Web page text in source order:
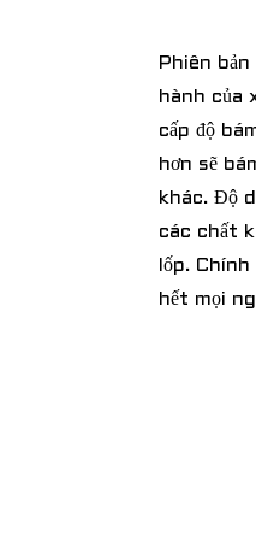
Phiên
hành của
cấp độ
hơn sẽ
khác. Độ
các chất
lốp.
hết mọi